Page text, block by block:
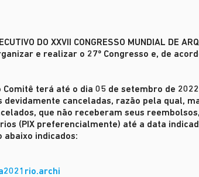
DO XXVII CONGRESSO MUNDIAL DE
e realizar o 27º Congresso e, de
Comitê terá até o dia 05 de setembro de
devidamente canceladas, razão pela qual,
que não receberam seus
(PIX preferencialmente) até a data
abaixo indicados: